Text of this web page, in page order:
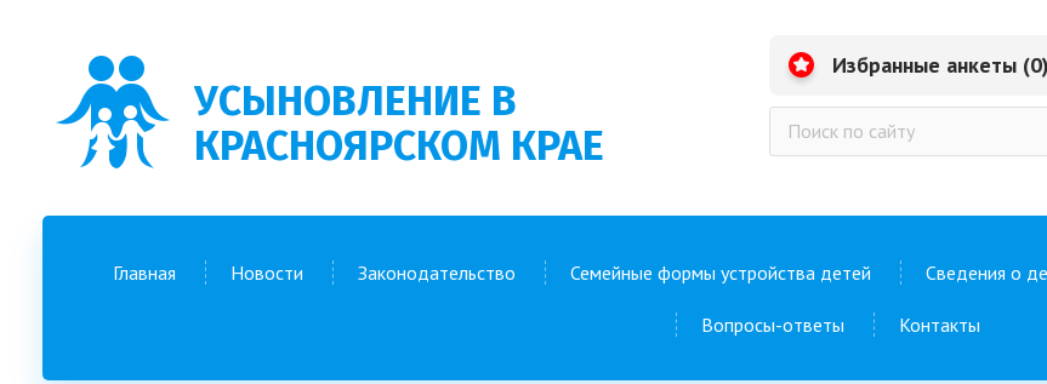
УСЫНОВЛЕНИЕ В
КРАСНОЯРСКОМ КРАЕ
Избранные анкеты (0)
Главная Новости Законодательство Семейные формы устройства детей Сведения о
Вопросы-ответы Контакты